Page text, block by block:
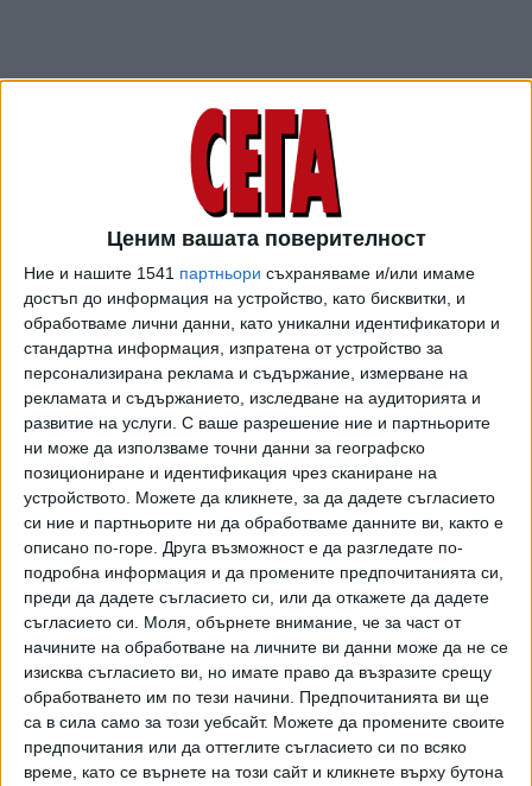
Ценим вашата поверителност
Ние и нашите 1541 партньори съхраняваме и/или имаме
достъп до информация на устройство, като бисквитки, и
обработваме лични данни, като уникални идентификатори и
стандартна информация, изпратена от устройство за
персонализирана реклама и съдържание, измерване на
рекламата и съдържанието, изследване на аудиторията и
развитие на услуги. С ваше разрешение ние и партньорите
ни може да използваме точни данни за географско
позициониране и идентификация чрез сканиране на
устройството. Можете да кликнете, за да дадете съгласието
си ние и партньорите ни да обработваме данните ви, както е
описано по-горе. Друга възможност е да разгледате по-
подробна информация и да промените предпочитанията си,
преди да дадете съгласието си, или да откажете да дадете
съгласието си. Моля, обърнете внимание, че за част от
начините на обработване на личните ви данни може да не се
изисква съгласието ви, но имате право да възразите срещу
обработването им по тези начини. Предпочитанията ви ще
са в сила само за този уебсайт. Можете да промените своите
предпочитания или да оттеглите съгласието си по всяко
време, като се върнете на този сайт и кликнете върху бутона
"Изтребители на израелските военновъздушни сили,
ръководени от разузнаването, удариха терористични
цели на хутите в пристанищата на Ал Ходейда, Рас Иса и
Салиф, както и електроцентралата Рас Канатиб",
съобщиха Силите за отбрана на Израел (ЦАХАЛ) в
Според ЦАХАЛ атакуваните обекти са били използвани
за прехвърляне на ирански оръжия и за изстрелване на
дронове и ракети срещу израелски
цивилни. Израелските военни добавиха, че корабът
"Галакси лийдър" е бил оборудван с радарна система,
използвана за проследяване на международния корабен
транспорт с цел потенциални терористични атаки.
Министърът на отбраната Израел Кац уточни, че при
атаката са използвани около 50 ракети и бомби, като
преди това е имало предупреждение към населението да
напусне пристанищата.
"Галакси лийдър" с българи на борда беше пленен от
йеменските бунтовници хути в Червено море в края на
ноември 2023 г. Корабът беше нает от японската
компания "Нипон Юсен" (Nippon Yusen). Автовозът,
плавал под флага на Бахамите, бе държан в